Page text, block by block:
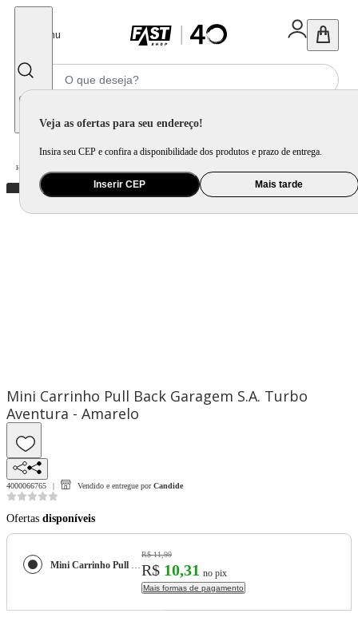
Menu
Veja as ofertas para seu endereço!
Insira seu CEP e confira a disponibilidade dos produtos e prazo de entrega.
Inserir CEP Mais tarde
Home
Mini Carrinho Pull Back Garagem S.A. Turbo
Aventura - Amarelo
4000066765 Vendido e entregue por Candide
Ofertas disponíveis
Mini Carrinho Pull Back Garagem S.A. Turbo Aventura - Amarelo
R$ 11,99
R$ 10,31 no pix
Mais formas de pagamento